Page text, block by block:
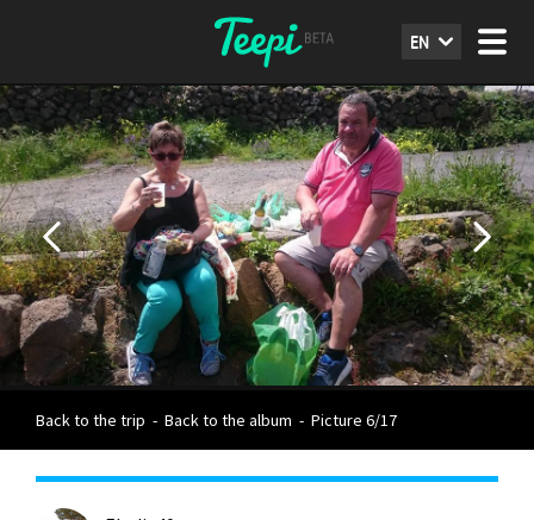
EN
Back to the trip - Back to the album - Picture 6/17